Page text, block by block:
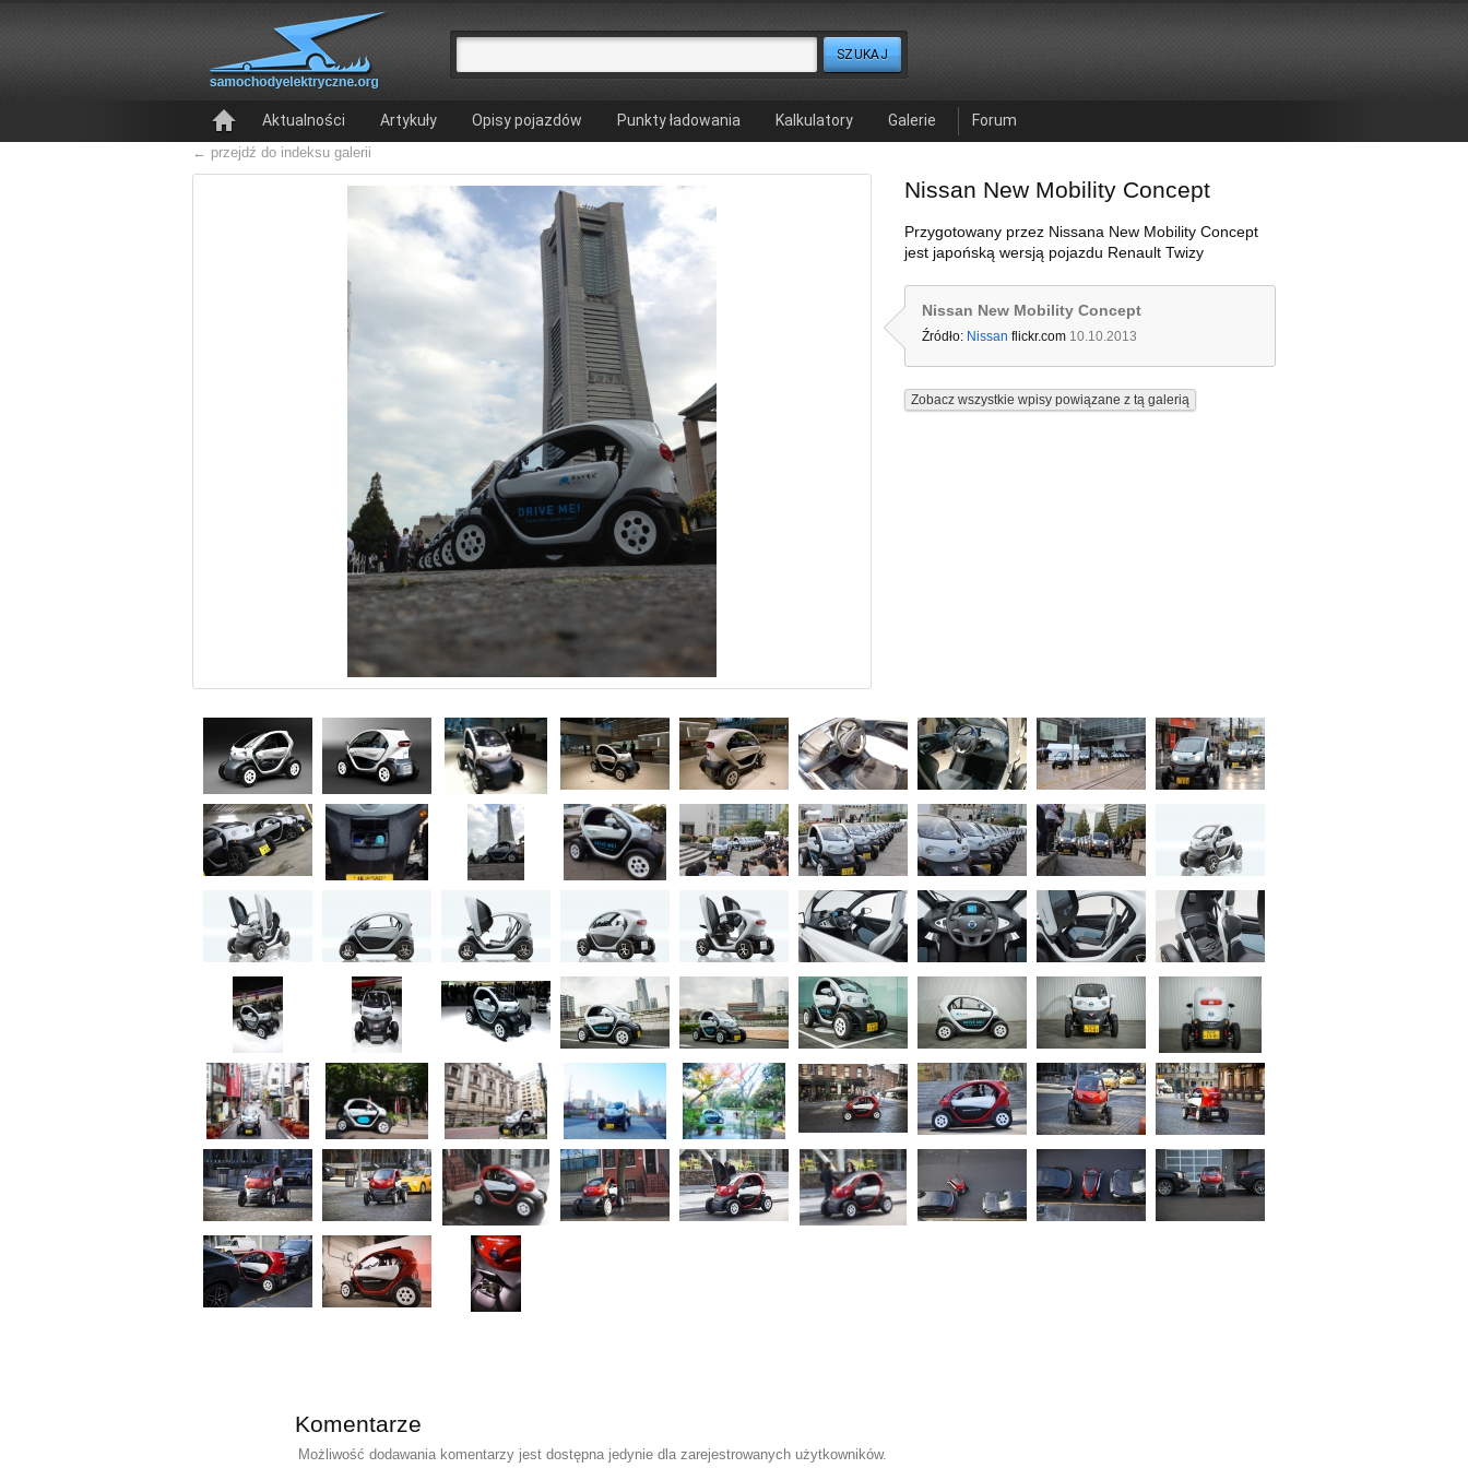
Aktualności Artykuły Opisy pojazdów Punkty ładowania Kalkulatory Galerie Forum
← przejdź do indeksu galerii
Nissan New Mobility Concept
Przygotowany przez Nissana New Mobility Concept
jest japońską wersją pojazdu Renault Twizy
Nissan New Mobility Concept
Źródło: Nissan flickr.com 10.10.2013
Zobacz wszystkie wpisy powiązane z tą galerią
Komentarze
Możliwość dodawania komentarzy jest dostępna jedynie dla zarejestrowanych użytkowników.